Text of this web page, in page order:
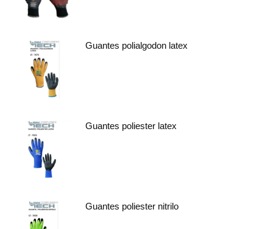
Guantes polialgodon latex
Guantes poliester latex
Guantes poliester nitrilo